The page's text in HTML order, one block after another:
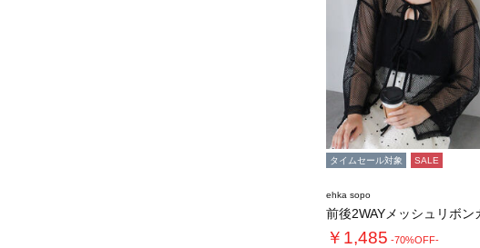
タイムセール対象 SALE
ehka sopo
￥1,485 -70%OFF-